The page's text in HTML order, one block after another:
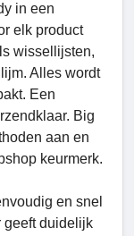
in een
elk product
wissellijsten,
Alles wordt
Een
Big
aan en
keurmerk.
en snel
geeft duidelijk